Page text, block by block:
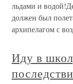
льдами и
должен был
архипелагом с
Иду в